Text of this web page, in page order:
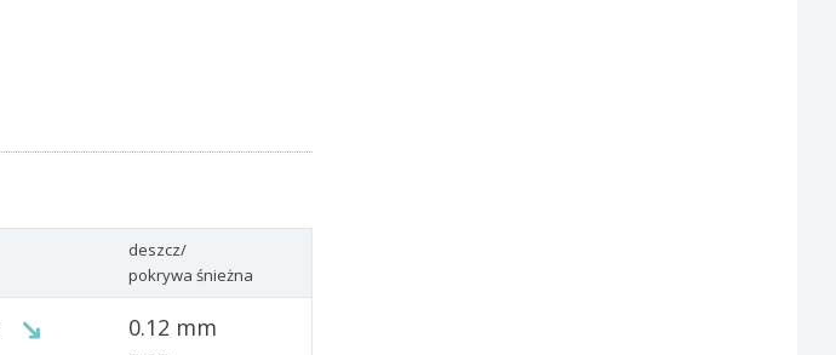
deszcz/
pokrywa śnieżna
0.12 mm